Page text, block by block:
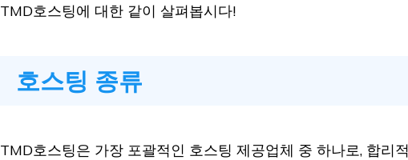
TMD호스팅에 대한 같이 살펴봅시다!
호스팅 종류
TMD호스팅은 가장 포괄적인 호스팅 제공업체 중 하나로, 합리